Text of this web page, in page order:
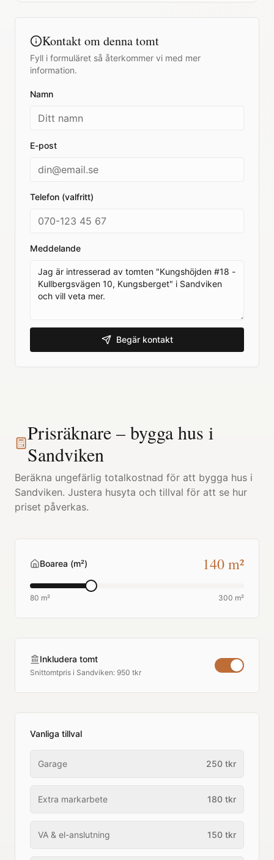
Kontakt om denna tomt
Fyll i formuläret så återkommer vi med mer
information.
Namn
E-post
Telefon (valfritt)
Meddelande
Begär kontakt
Prisräknare – bygga hus i
Sandviken
Beräkna ungefärlig totalkostnad för att bygga hus i
Sandviken. Justera husyta och tillval för att se hur
priset påverkas.
Boarea (m²) 140m²
80 m² 300 m²
Inkludera tomt
Snittomtpris i Sandviken: 950 tkr
Vanliga tillval
Garage 250 tkr
Extra markarbete 180 tkr
VA & el-anslutning 150 tkr